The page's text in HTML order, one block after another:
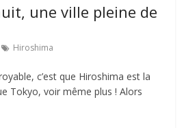
une ville pleine de
Hiroshima
c’est que Hiroshima est la
Tokyo, voir même plus ! Alors